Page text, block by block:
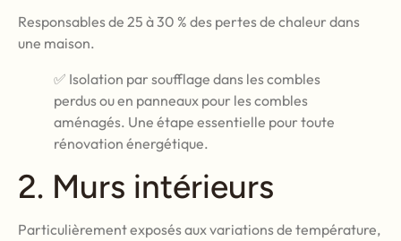
Responsables de 25 à 30 % des pertes de chaleur dans
une maison.
✅ Isolation par soufflage dans les combles
perdus ou en panneaux pour les combles
aménagés. Une étape essentielle pour toute
rénovation énergétique.
2. Murs intérieurs
Particulièrement exposés aux variations de température,